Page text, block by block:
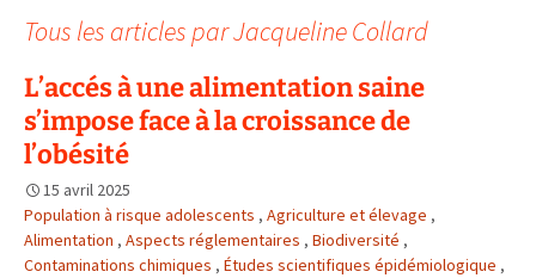
Tous les articles parJacqueline Collard
L’accés à une alimentation saine
s’impose face à la croissance de
l’obésité
15 avril 2025
Population à risque adolescents , Agriculture et élevage ,
Alimentation , Aspects réglementaires , Biodiversité ,
Contaminations chimiques , Études scientifiques épidémiologique ,